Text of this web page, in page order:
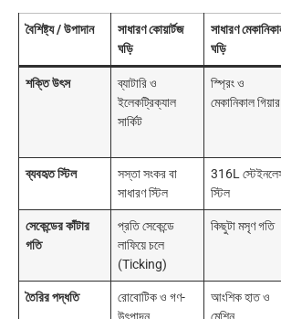
বৈশিষ্ট্য / উপাদান
সাধারণ কোয়ার্টজ
ঘড়ি
সাধারণ
ঘড়ি
শক্তি উৎস
ব্যাটারি ও
ইলেকট্রিক্যাল
সার্কিট
স্প্রিং ও
মেকানিকাল গিয়ার
ব্যবহৃত স্টিল
সস্তা সংকর বা
সাধারণ স্টিল
316L
স্টিল
সেকেন্ডের কাঁটার
গতি
প্রতি সেকেন্ডে
লাফিয়ে চলে
(Ticking)
কিছুটা মসৃণ গতি
তৈরির পদ্ধতি
রোবোটিক ও গণ-
আংশিক হাত ও